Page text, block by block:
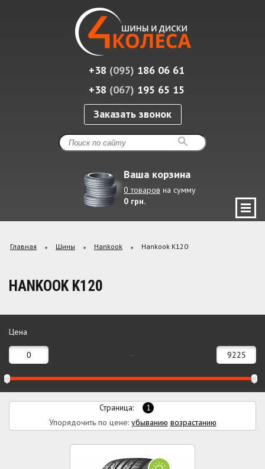
+38 (095) 186 06 61
+38 (067) 195 65 15
Заказать звонок
Ваша корзина
0 товаров на сумму
0 грн.
Главная Шины Hankook Hankook K120
HANKOOK K120
Цена
Страница:
1
Упорядочить по цене: убыванию возрастанию